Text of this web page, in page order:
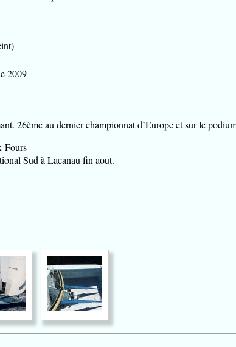
2009
26ème au dernier championnat d’Europe et sur le
Fours
Sud à Lacanau fin aout.